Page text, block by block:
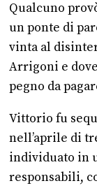
Qualcuno
un ponte di
vinta al
Arrigoni e
pegno da
Vittorio fu
nell’aprile di
individuato in
responsabili,